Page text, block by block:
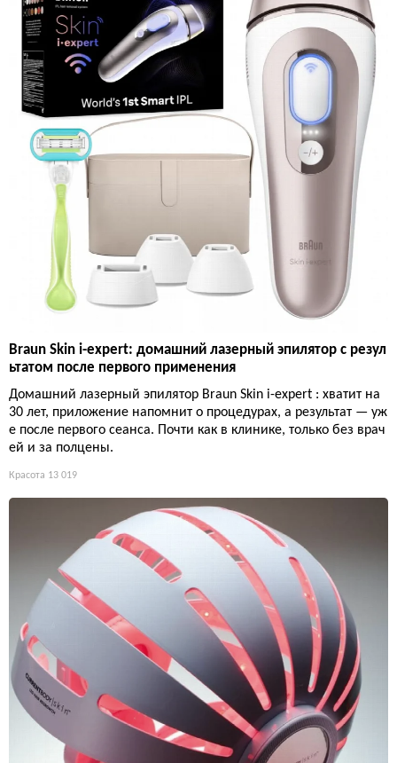
Braun Skin i-expert: домашний лазерный эпилятор с резул
ьтатом после первого применения
Домашний лазерный эпилятор Braun Skin i-expert : хватит на
30 лет, приложение напомнит о процедурах, а результат — уж
е после первого сеанса. Почти как в клинике, только без врач
ей и за полцены.
Красота 13 019